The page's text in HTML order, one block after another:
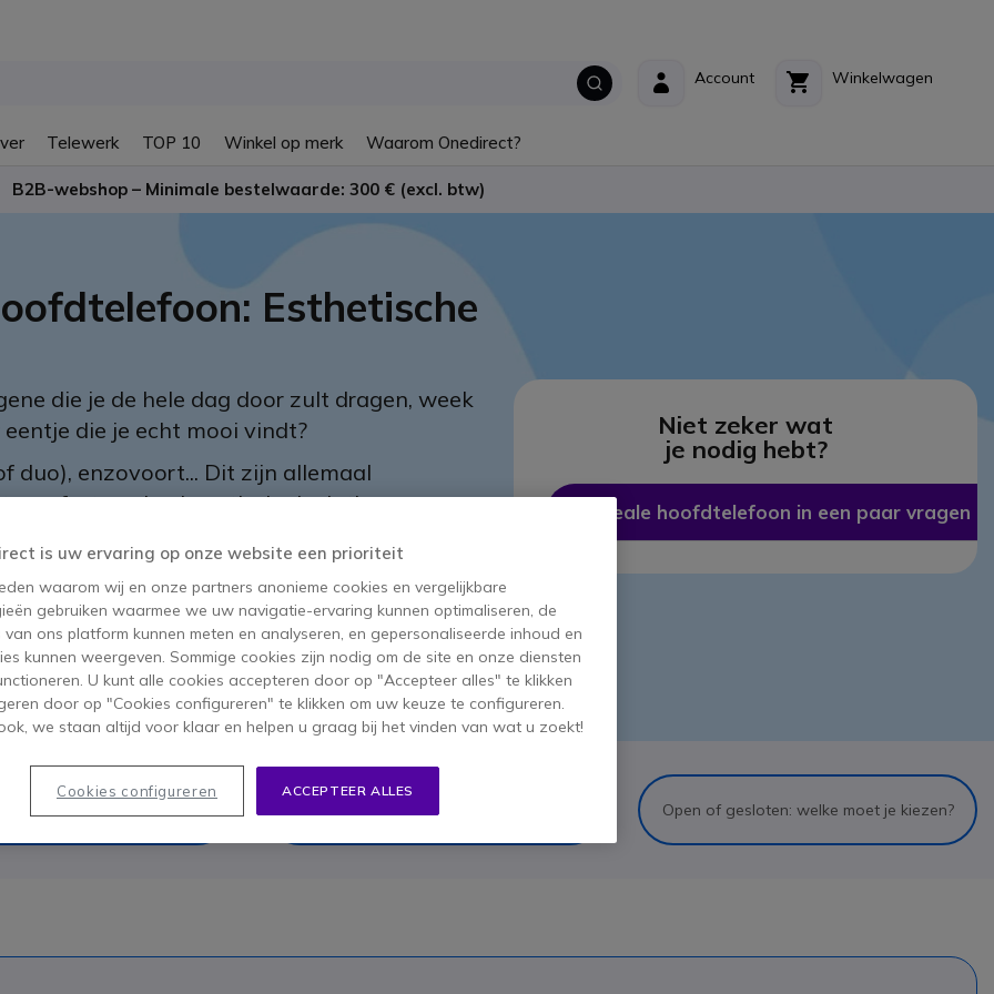
Winkelwagen
Account
Telewerk TOP 10 Winkel op merk Waarom Onedirect?
B2B-webshop – Minimale bestelwaarde: 300 € (excl. btw)
Esthetische
die je de hele dag door zult dragen, week
die je echt mooi vindt?
duo), enzovoort... Dit zijn allemaal
comfort en de akoestische isolatie van een
kiezen van je nieuwe audiosysteem door
die iets lager op de pagina te
Niet zeker wat
je nodig hebt?
De ideale hoofdtelefoon in een paar vragen
Hoofdtelefoons met draad of draadloos:
wat te kiezen? Open of gesloten: welke moet je kiezen?
is uw ervaring op onze website een prioriteit
waarom wij en onze partners anonieme cookies en vergelijkbare
gebruiken waarmee we uw navigatie-ervaring kunnen optimaliseren, de
ons platform kunnen meten en analyseren, en gepersonaliseerde inhoud en
kunnen weergeven. Sommige cookies zijn nodig om de site en onze diensten
U kunt alle cookies accepteren door op "Accepteer alles" te klikken
door op "Cookies configureren" te klikken om uw keuze te configureren.
we staan altijd voor klaar en helpen u graag bij het vinden van wat u zoekt!
ACCEPTEER ALLES
Cookies configureren